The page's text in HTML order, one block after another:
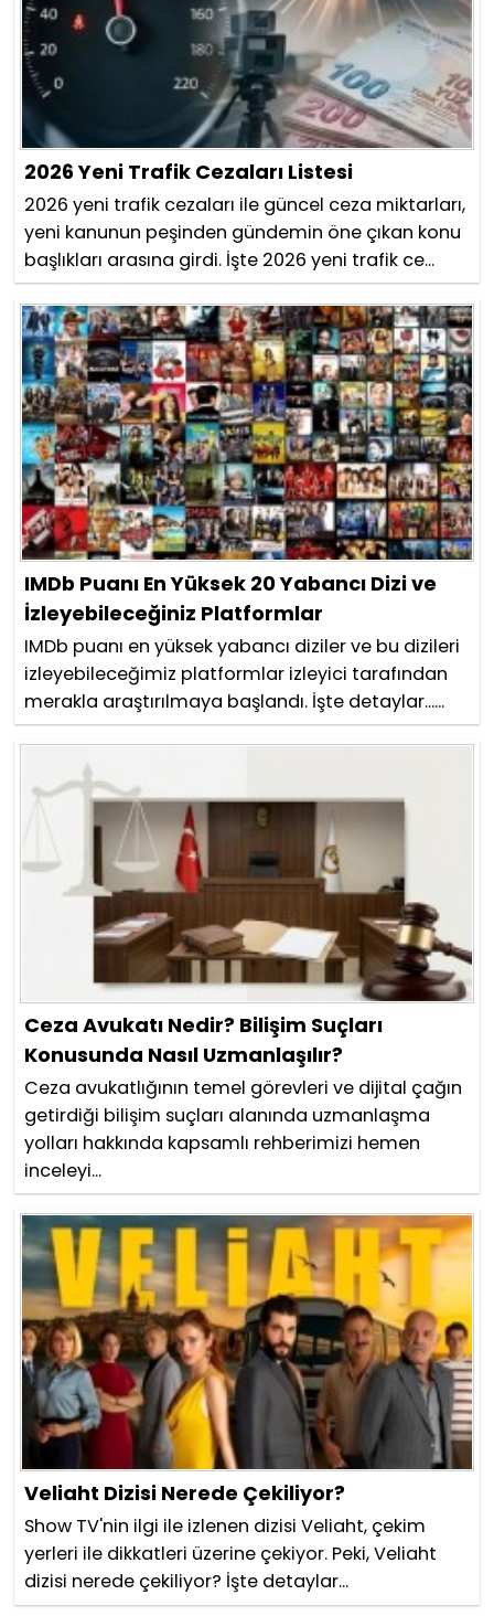
2026 Yeni Trafik Cezaları Listesi
2026 yeni trafik cezaları ile güncel ceza miktarları,
yeni kanunun peşinden gündemin öne çıkan konu
başlıkları arasına girdi. İşte 2026 yeni trafik ce...
IMDb Puanı En Yüksek 20 Yabancı Dizi ve
İzleyebileceğiniz Platformlar
IMDb puanı en yüksek yabancı diziler ve bu dizileri
izleyebileceğimiz platformlar izleyici tarafından
merakla araştırılmaya başlandı. İşte detaylar......
Ceza Avukatı Nedir? Bilişim Suçları
Konusunda Nasıl Uzmanlaşılır?
Ceza avukatlığının temel görevleri ve dijital çağın
getirdiği bilişim suçları alanında uzmanlaşma
yolları hakkında kapsamlı rehberimizi hemen
inceleyi...
Veliaht Dizisi Nerede Çekiliyor?
Show TV'nin ilgi ile izlenen dizisi Veliaht, çekim
yerleri ile dikkatleri üzerine çekiyor. Peki, Veliaht
dizisi nerede çekiliyor? İşte detaylar...